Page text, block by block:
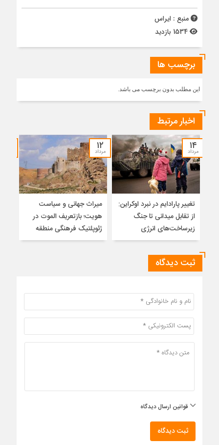
منبع : ایراس
برچسب ها
این مطلب بدون برچسب می باشد.
اخبار مرتبط
۱۴
مرداد
تغییر پارادایم در نبرد اوکراین:
از تقابل میدانی تا جنگ
زیرساخت‌های انرژی
۱۲
مرداد
میراث جهانی و سیاست
هویت؛ بازتعریف الموت در
ژئوپلتیک فرهنگی منطقه
ثبت دیدگاه
قوانین ارسال دیدگاه
ثبت دیدگاه